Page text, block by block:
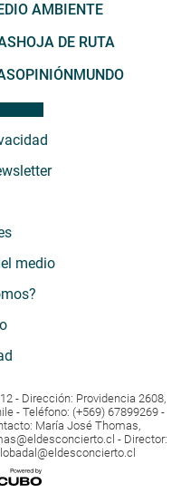
AMBIENTE
HOJA DE RUTA
OPINIÓNMUNDO
medio
- Dirección: Providencia 2608,
- Teléfono: (+569) 67899269 -
María José Thomas,
- Director: